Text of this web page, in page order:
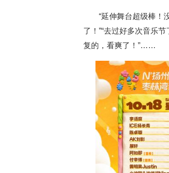
“延伸舞台超级棒！
了！”“去过好多次音乐
复的，看爽了！”……